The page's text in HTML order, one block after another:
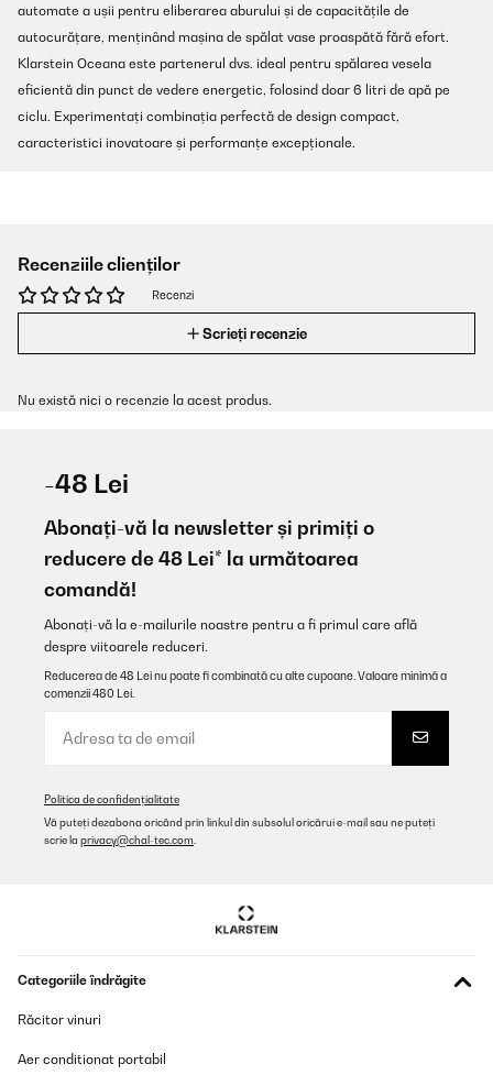
automate a ușii pentru eliberarea aburului și de capacitățile de
autocurățare, menținând mașina de spălat vase proaspătă fără efort.
Klarstein Oceana este partenerul dvs. ideal pentru spălarea vesela
eficientă din punct de vedere energetic, folosind doar 6 litri de apă pe
ciclu. Experimentați combinația perfectă de design compact,
caracteristici inovatoare și performanțe excepționale.
Recenziile clienților
Recenzi
Scrieți recenzie
Nu există nici o recenzie la acest produs.
-48 Lei
Abonați-vă la newsletter și primiți o
reducere de 48 Lei* la următoarea
comandă!
Abonați-vă la e-mailurile noastre pentru a fi primul care află
despre viitoarele reduceri.
Reducerea de 48 Lei nu poate fi combinată cu alte cupoane. Valoare minimă a
comenzii 480 Lei.
Politica de confidențialitate
Vă puteți dezabona oricând prin linkul din subsolul oricărui e-mail sau ne puteți
scrie la privacy@chal-tec.com
Categoriile îndrăgite
Răcitor vinuri
Aer conditionat portabil